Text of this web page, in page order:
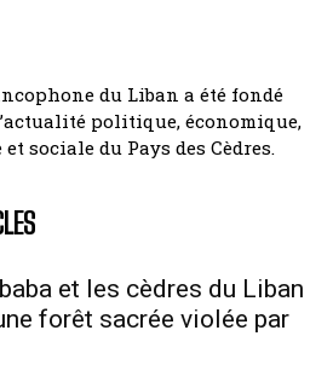
du Liban a été fondé
politique, économique,
sociale du Pays des Cèdres.
et les cèdres du Liban
forêt sacrée violée par